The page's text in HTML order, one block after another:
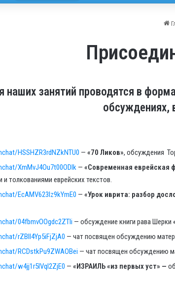
наших занятий проводятся в
обсуждениях,
HSSHZR3rdNZkNTU0 — «70 Ликов», обсуждения
XmMvJ4Ou7t00ODlk — «Современная еврейская
толкованиями еврейских текстов.
EcAMV623lz9kYmE0 — «Урок иврита: разбор
04fbmvOOgdc2ZTli — обсуждение книги рава Шерки
rZBll4Yp5iFjZjA0 — чат посвящен обсуждению
RCDstkPu9ZWAOBei — чат посвящен обсуждению
w4jj1r5lVqI2ZjE0 — «ИЗРАИЛЬ «из первых уст» —